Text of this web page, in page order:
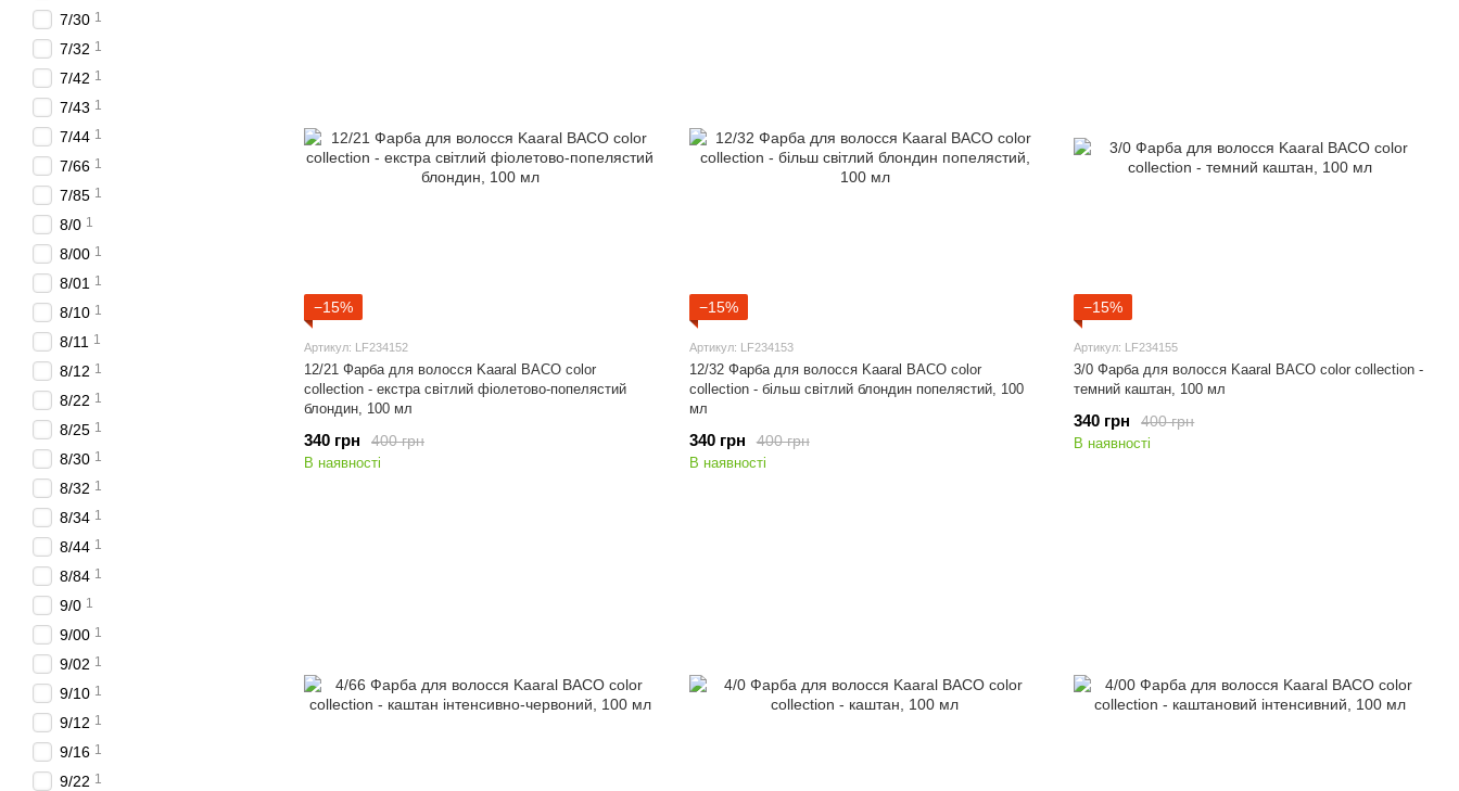
−15%
Артикул: LF234152
12/21 Фарба для волосся Kaaral BACO color
collection - екстра світлий фіолетово-попелястий
блондин, 100 мл
400 грн
340 грн
В наявності
−15%
Артикул: LF234153
12/32 Фарба для волосся Kaaral BACO color
collection - більш світлий блондин попелястий, 100
мл
400 грн
340 грн
В наявності
−15%
Артикул: LF234155
3/0 Фарба для волосся Kaaral BACO color collection -
темний каштан, 100 мл
400 грн
340 грн
В наявності
7/30 1
7/32 1
7/42 1
7/43 1
7/44 1
7/66 1
7/85 1
8/0 1
8/00 1
8/01 1
8/10 1
8/11 1
8/12 1
8/22 1
8/25 1
8/30 1
8/32 1
8/34 1
8/44 1
8/84 1
9/0 1
9/00 1
9/02 1
9/10 1
9/12 1
9/16 1
9/22 1